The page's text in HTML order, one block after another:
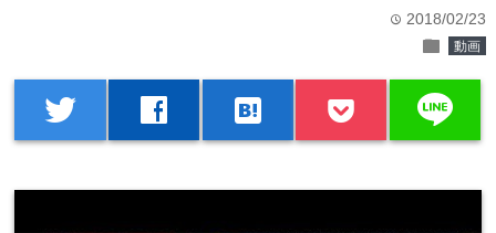
time 2018/02/23
folder 動画
twitter facebook hatenabookmark line